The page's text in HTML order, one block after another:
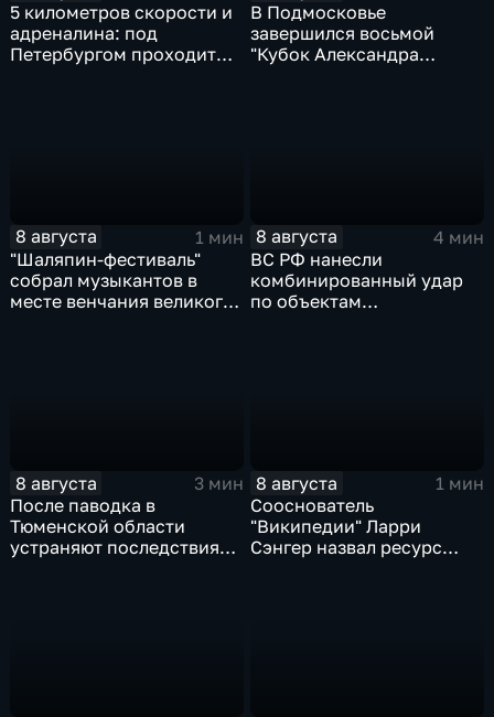
5 километров скорости и
адреналина: под
Петербургом проходит
В Подмосковье
завершился восьмой
"Кубок Александра
8 августа
1 мин
"Шаляпин‑фестиваль"
собрал музыкантов в
месте венчания великого
8 августа
4 мин
ВС РФ нанесли
комбинированный удар
по объектам
8 августа
3 мин
После паводка в
Тюменской области
устраняют последствия
8 августа
1 мин
Сооснователь
"Википедии" Ларри
Сэнгер назвал ресурс